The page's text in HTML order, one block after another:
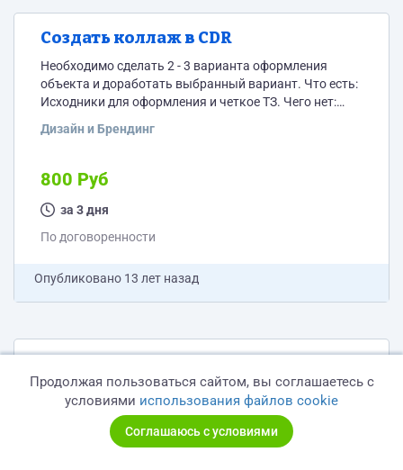
Создать коллаж в CDR
Необходимо сделать 2 - 3 варианта оформления
объекта и доработать выбранный вариант. Что есть:
Исходники для оформления и четкое ТЗ. Чего нет:
Дизайн и Брендинг
800 Руб
за 3 дня
По договоренности
Опубликовано 13 лет назад
Необходимо создать три баннера для сайта
http://iglovo.ru/o-posjolke Выдержать стиль сайта.
Баннеры gif c двумя ротациями, подогнать под
ширину боковых модулей. Компановка
Продолжая пользоваться сайтом, вы соглашаетесь с
условиями использования файлов cookie
Соглашаюсь с условиями